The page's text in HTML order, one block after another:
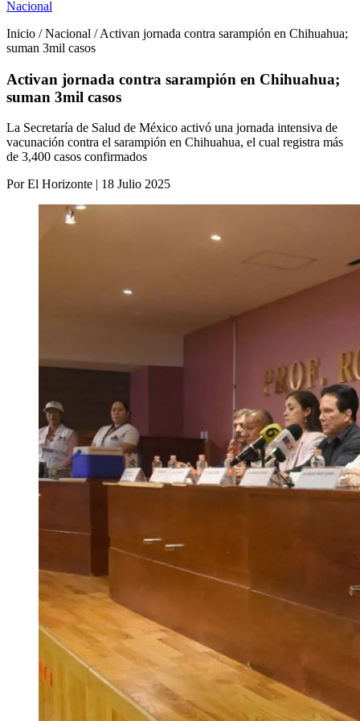
Nacional
Inicio / Nacional / Activan jornada contra sarampión en Chihuahua;
suman 3mil casos
Activan jornada contra sarampión en Chihuahua;
suman 3mil casos
La Secretaría de Salud de México activó una jornada intensiva de
vacunación contra el sarampión en Chihuahua, el cual registra más
de 3,400 casos confirmados
Por El Horizonte | 18 Julio 2025